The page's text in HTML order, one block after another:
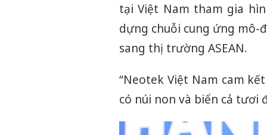
tại Việt Nam tham gia
dựng chuỗi cung ứng mô-
sang thị trường ASEAN.
“Neotek Việt Nam cam
có núi non và biển cả tươi